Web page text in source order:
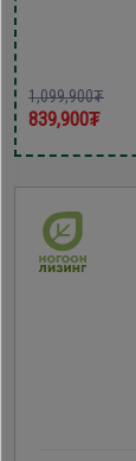
1,099,900₮
839,900₮